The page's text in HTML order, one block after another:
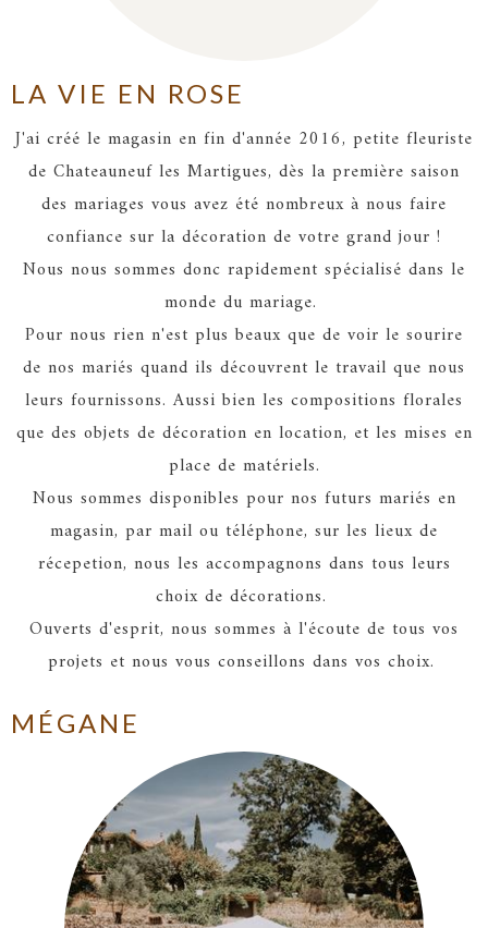
LA VIE EN ROSE
J'ai créé le magasin en fin d'année 2016, petite fleuriste
de Chateauneuf les Martigues, dès la première saison
des mariages vous avez été nombreux à nous faire
confiance sur la décoration de votre grand jour !
Nous nous sommes donc rapidement spécialisé dans le
monde du mariage.
Pour nous rien n'est plus beaux que de voir le sourire
de nos mariés quand ils découvrent le travail que nous
leurs fournissons. Aussi bien les compositions florales
que des objets de décoration en location, et les mises en
place de matériels.
Nous sommes disponibles pour nos futurs mariés en
magasin, par mail ou téléphone, sur les lieux de
récepetion, nous les accompagnons dans tous leurs
choix de décorations.
Ouverts d'esprit, nous sommes à l'écoute de tous vos
projets et nous vous conseillons dans vos choix.
MÉGANE